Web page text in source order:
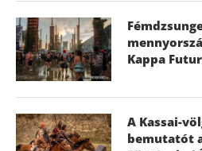
Kappa
A Kassai-
bemutatót